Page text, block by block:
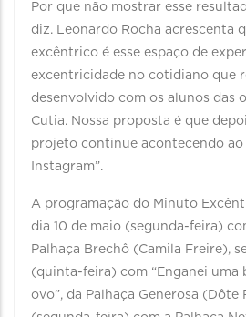
Por que não mostrar esse
diz. Leonardo Rocha acrescenta
excêntrico é esse espaço de
excentricidade no cotidiano que
desenvolvido com os alunos das
Cutia. Nossa proposta é que
projeto continue acontecendo
Instagram”.
A programação do Minuto
dia 10 de maio (segunda-feira)
Palhaça Brechô (Camila Freire),
(quinta-feira) com “Enganei uma
ovo”, da Palhaça Generosa (Dôte